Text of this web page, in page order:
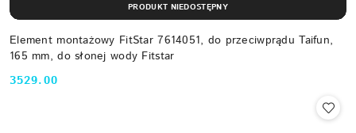
Element montażowy FitStar 7614051, do przeciwprądu Taifun,
165 mm, do słonej wody Fitstar
Cena:
3529.00
PRODUKT NIEDOSTĘPNY